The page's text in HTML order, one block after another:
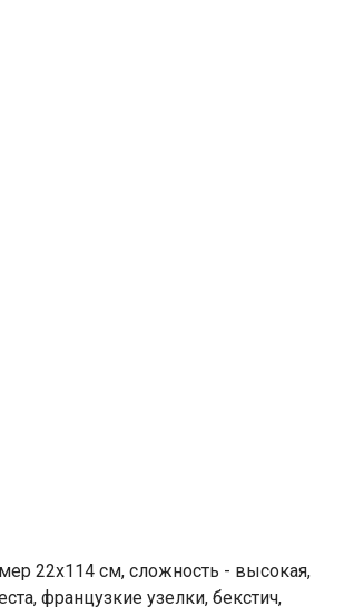
22х114 см, сложность - высокая,
французкие узелки, бекстич,